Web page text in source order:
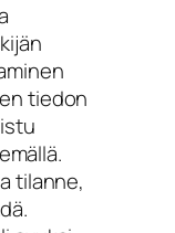
tiedon
tilanne,